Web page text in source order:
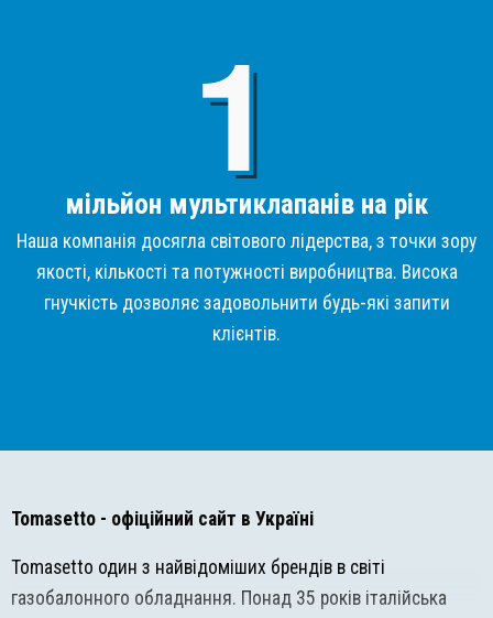
мільйон мультиклапанів на рік
Наша компанія досягла світового лідерства, з точки зору
якості, кількості та потужності виробництва. Висока
гнучкість дозволяє задовольнити будь-які запити
клієнтів.
Tomasetto - офіційний сайт в Україні
Tomasetto один з найвідоміших брендів в світі
газобалонного обладнання. Понад 35 років італійська